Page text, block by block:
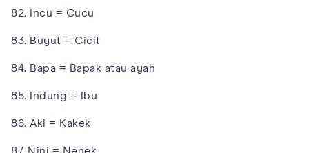
82. Incu = Cucu
83. Buyut = Cicit
84. Bapa = Bapak atau ayah
85. Indung = Ibu
86. Aki = Kakek